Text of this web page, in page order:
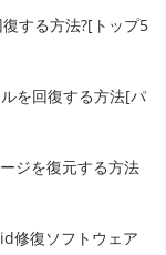
する方法?[トップ5
を回復する方法[パ
ジを復元する方法
修復ソフトウェア